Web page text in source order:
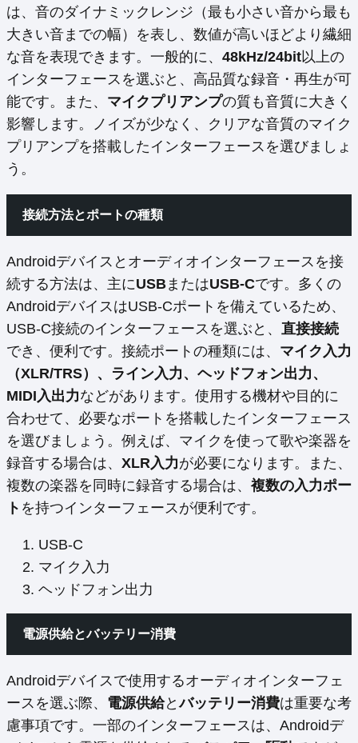
は、音のダイナミックレンジ（最も小さい音から最も
大きい音までの幅）を表し、数値が高いほどより繊細
な音を表現できます。一般的に、 48kHz/24bit以上の
インターフェースを選ぶと、高品質な録音・再生が可
能です。また、 マイクプリアンプの質も音質に大きく
影響します。ノイズが少なく、クリアな音質のマイク
プリアンプを搭載したインターフェースを選びましょ
う。
接続方法とポートの種類
Androidデバイスとオーディオインターフェースを接
続する方法は、主にUSBまたはUSB-Cです。多くの
AndroidデバイスはUSB-Cポートを備えているため、
USB-C接続のインターフェースを選ぶと、 直接接続
でき、便利です。接続ポートの種類には、 マイク入力
（XLR/TRS）、ライン入力、ヘッドフォン出力、
MIDI入出力などがあります。使用する機材や目的に
合わせて、必要なポートを搭載したインターフェース
を選びましょう。例えば、マイクを使って歌や楽器を
録音する場合は、 XLR入力が必要になります。また、
複数の楽器を同時に録音する場合は、 複数の入力ポー
ト を持つインターフェースが便利です。
USB-C
マイク入力
ヘッドフォン出力
電源供給とバッテリー消費
Androidデバイスで使用するオーディオインターフェ
ースを選ぶ際、 電源供給とバッテリー消費は重要な考
慮事項です。一部のインターフェースは、Androidデ